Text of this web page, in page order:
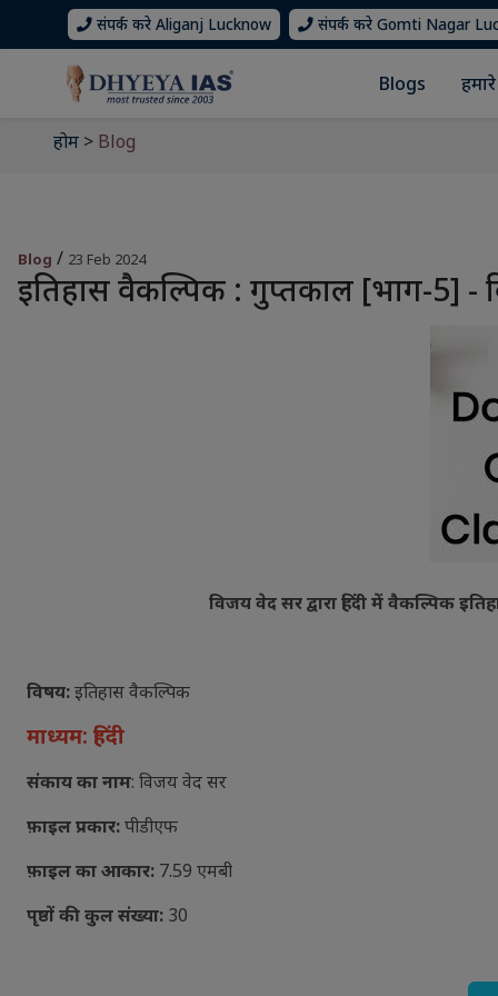
संपर्क करे Aliganj Lucknow संपर्क करे Gomti Nagar
Blogs
होम > Blog
Blog / 23 Feb 2024
इतिहास वैकल्पिक : गुप्तकाल [भाग-5] -
विजय वेद सर द्वारा हिंदी में वैकल्पिक
विषय:इतिहास वैकल्पिक
माध्यम: हिंदी
संकाय का नाम: विजय वेद सर
फ़ाइल प्रकार:पीडीएफ
फ़ाइल का आकार: 7.59 एमबी
पृष्ठों की कुल संख्या: 30